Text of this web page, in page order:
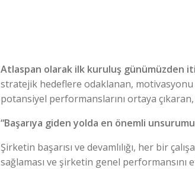
Atlaspan olarak ilk kuruluş günümüzden
stratejik hedeflere odaklanan,
potansiyel performanslarını ortaya
“Başarıya giden yolda en önemli unsurumuz
Şirketin başarısı ve devamlılığı, her bir
sağlaması ve şirketin genel performansını